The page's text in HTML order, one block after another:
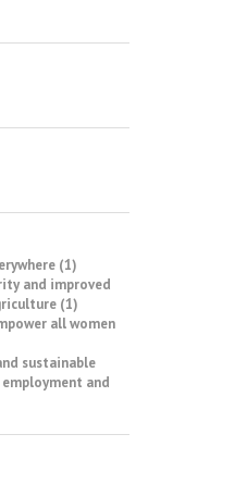
(1)
and improved
(1)
all women
sustainable
and